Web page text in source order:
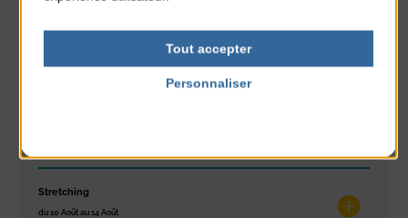
Stretching
du 10 Août au 14 Août
Tout accepter
Personnaliser